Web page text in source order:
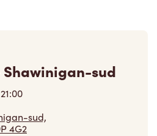
Shawinigan-sud
21:00
sud,
4G2